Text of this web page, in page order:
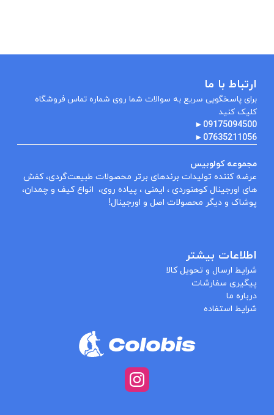
ارتباط با ما
برای پاسخگویی سریع به سوالات شما روی شماره تماس فروشگاه
کلیک کنید
09175094500
►
07635211056
►
مجموعه کولوبیس
عرضه کننده تولیدات برندهای برتر محصولات طبیعت‌گردی، کفش
های اورجینال کوهنوردی ، ایمنی ، پیاده روی، انواع کیف و چمدان،
پوشاک و دیگر محصولات اصل و اورجینال!
اطلاعات بیشتر
شرایط ارسال و تحویل کالا
پیگیری سفارشات
درباره ما
شرایط استفاده